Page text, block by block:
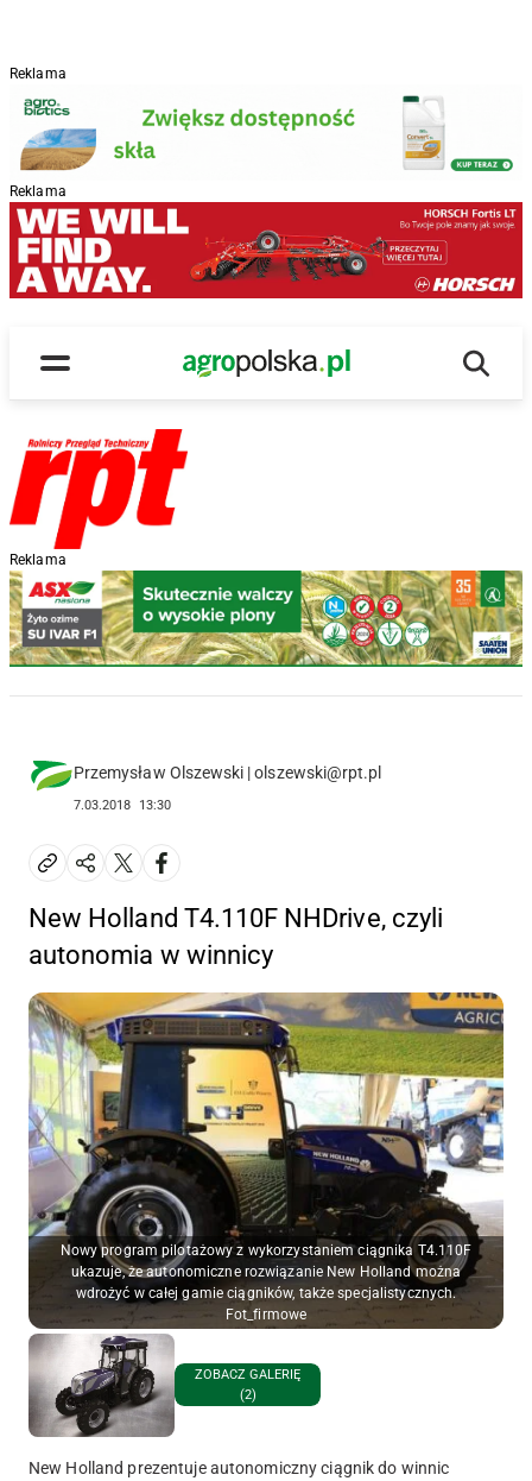
Reklama
Reklama
Menu
Main Logo
Reklama
Przemysław Olszewski | olszewski@rpt.pl
7.03.2018 13:30
New Holland T4.110F NHDrive, czyli
autonomia w winnicy
Nowy program pilotażowy z wykorzystaniem ciągnika T4.110F
ukazuje, że autonomiczne rozwiązanie New Holland można
wdrożyć w całej gamie ciągników, także specjalistycznych.
Fot_firmowe
ZOBACZ GALERIĘ
(2)
New Holland prezentuje autonomiczny ciągnik do winnic